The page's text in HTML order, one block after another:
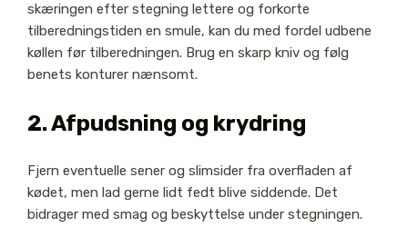
skæringen efter stegning lettere og forkorte
tilberedningstiden en smule, kan du med fordel udbene
køllen før tilberedningen. Brug en skarp kniv og følg
benets konturer nænsomt.
2. Afpudsning og krydring
Fjern eventuelle sener og slimsider fra overfladen af
kødet, men lad gerne lidt fedt blive siddende. Det
bidrager med smag og beskyttelse under stegningen.